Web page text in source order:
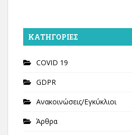
KΑΤΗΓΟΡΊΕΣ
COVID 19
GDPR
Ανακοινώσεις/Εγκύκλιοι
Άρθρα